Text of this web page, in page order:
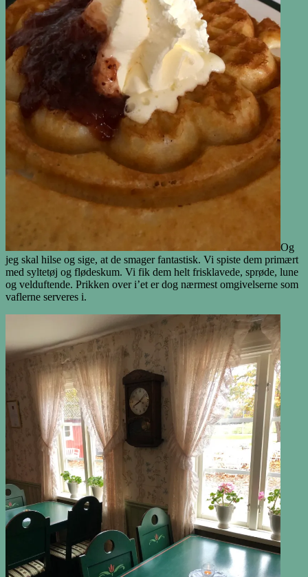
Og
jeg skal hilse og sige, at de smager fantastisk. Vi spiste dem primært
med syltetøj og flødeskum. Vi fik dem helt frisklavede, sprøde, lune
og velduftende. Prikken over i’et er dog nærmest omgivelserne som
vaflerne serveres i.